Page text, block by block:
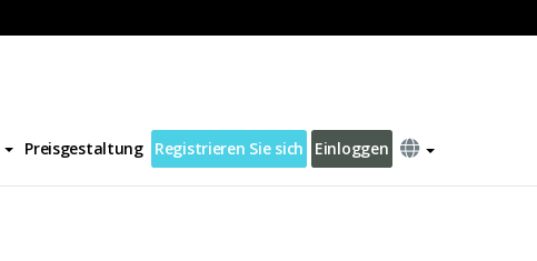
Preisgestaltung Registrieren Sie sich Einloggen